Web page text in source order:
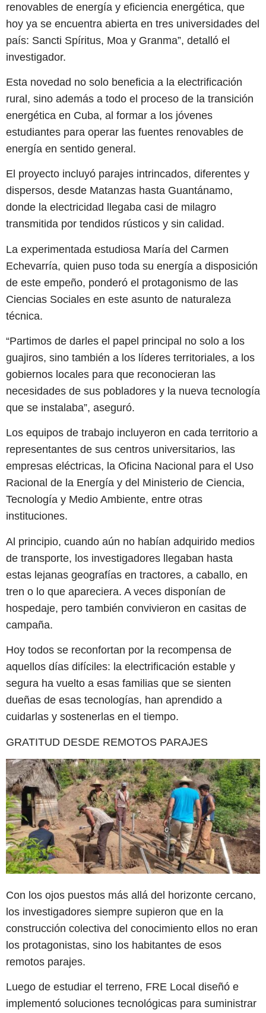
renovables de energía y eficiencia energética, que
hoy ya se encuentra abierta en tres universidades del
país: Sancti Spíritus, Moa y Granma”, detalló el
investigador.
Esta novedad no solo beneficia a la electrificación
rural, sino además a todo el proceso de la transición
energética en Cuba, al formar a los jóvenes
estudiantes para operar las fuentes renovables de
energía en sentido general.
El proyecto incluyó parajes intrincados, diferentes y
dispersos, desde Matanzas hasta Guantánamo,
donde la electricidad llegaba casi de milagro
transmitida por tendidos rústicos y sin calidad.
La experimentada estudiosa María del Carmen
Echevarría, quien puso toda su energía a disposición
de este empeño, ponderó el protagonismo de las
Ciencias Sociales en este asunto de naturaleza
técnica.
“Partimos de darles el papel principal no solo a los
guajiros, sino también a los líderes territoriales, a los
gobiernos locales para que reconocieran las
necesidades de sus pobladores y la nueva tecnología
que se instalaba”, aseguró.
Los equipos de trabajo incluyeron en cada territorio a
representantes de sus centros universitarios, las
empresas eléctricas, la Oficina Nacional para el Uso
Racional de la Energía y del Ministerio de Ciencia,
Tecnología y Medio Ambiente, entre otras
instituciones.
Al principio, cuando aún no habían adquirido medios
de transporte, los investigadores llegaban hasta
estas lejanas geografías en tractores, a caballo, en
tren o lo que apareciera. A veces disponían de
hospedaje, pero también convivieron en casitas de
campaña.
Hoy todos se reconfortan por la recompensa de
aquellos días difíciles: la electrificación estable y
segura ha vuelto a esas familias que se sienten
dueñas de esas tecnologías, han aprendido a
cuidarlas y sostenerlas en el tiempo.
GRATITUD DESDE REMOTOS PARAJES
Con los ojos puestos más allá del horizonte cercano,
los investigadores siempre supieron que en la
construcción colectiva del conocimiento ellos no eran
los protagonistas, sino los habitantes de esos
remotos parajes.
Luego de estudiar el terreno, FRE Local diseñó e
implementó soluciones tecnológicas para suministrar